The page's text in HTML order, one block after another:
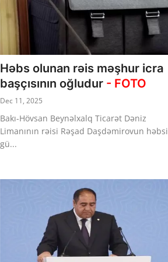
Həbs olunan rəis məşhur icra
başçısının oğludur - FOTO
Dec 11, 2025
Bakı-Hövsan Beynəlxalq Ticarət Dəniz
Limanının rəisi Rəşad Daşdəmirovun həbsi
gü...